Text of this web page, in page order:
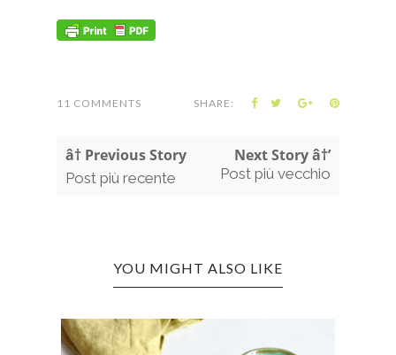
11 COMMENTS SHARE:
â† Previous Story
Post più recente
Next Story â†’
Post più vecchio
YOU MIGHT ALSO LIKE